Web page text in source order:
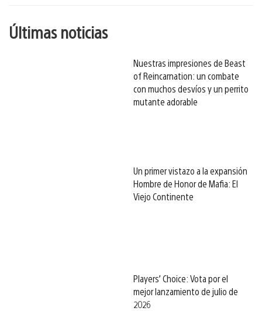
Últimas noticias
Nuestras impresiones de Beast
of Reincarnation: un combate
con muchos desvíos y un perrito
mutante adorable
Un primer vistazo a la expansión
Hombre de Honor de Mafia: El
Viejo Continente
Players’ Choice: Vota por el
mejor lanzamiento de julio de
2026